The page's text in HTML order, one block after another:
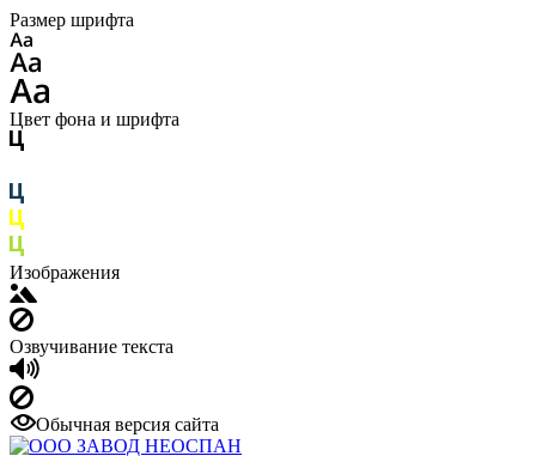
Размер шрифта
Цвет фона и шрифта
Изображения
Озвучивание текста
Обычная версия сайта